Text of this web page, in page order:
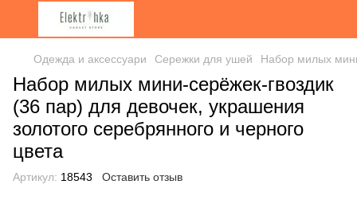
Одежда и аксессуари Сережки для ушей Набор милых
Набор милых мини-серёжек-гвоздик
(36 пар) для девочек, украшения
золотого серебрянного и черного
цвета
Артикул: 18543 Оставить отзыв